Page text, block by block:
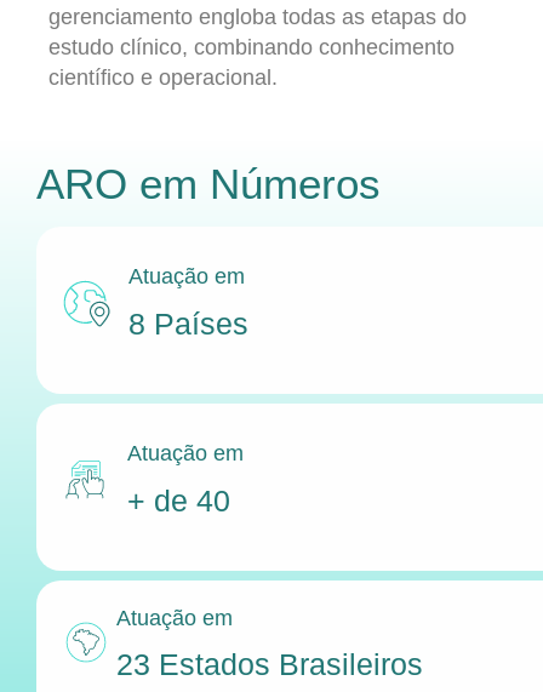
gerenciamento engloba todas as etapas do
estudo clínico, combinando conhecimento
científico e operacional.
ARO em Números
Atuação em
8 Países
Atuação em
+ de 40
Atuação em
23 Estados Brasileiros